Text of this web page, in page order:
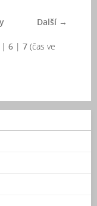
Další →
| 6 | 7 (čas ve